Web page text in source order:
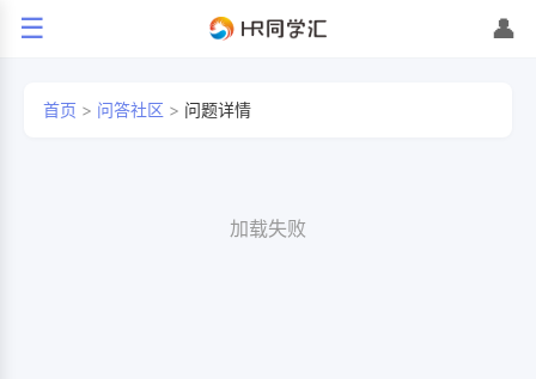
☰ 👤
首页 > 问答社区 > 问题详情
加载失败